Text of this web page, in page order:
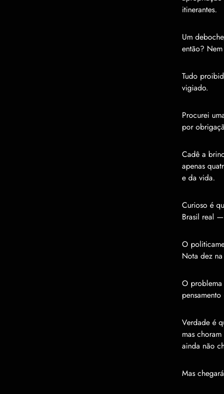
itinerantes.
Um
então?
Tudo
vigiado.
Procurei
por
Cadê a
apenas
e da vida.
Curioso é
Brasil real
O
Nota dez
O problema
Verdade é
mas
ainda não
Mas